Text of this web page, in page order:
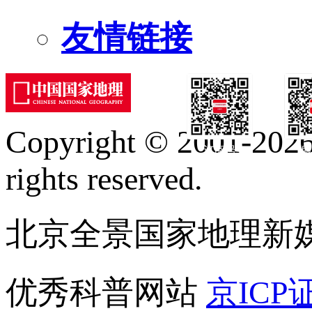
友情链接
订阅号
Copyright © 2001-
rights reserved.
北京全景国家地理新
优秀科普网站 京ICP